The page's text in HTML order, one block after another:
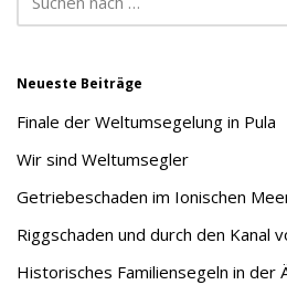
Neueste Beiträge
Finale der Weltumsegelung in Pula
Wir sind Weltumsegler
Getriebeschaden im Ionischen
Riggschaden und durch den Kanal
Historisches Familiensegeln in der